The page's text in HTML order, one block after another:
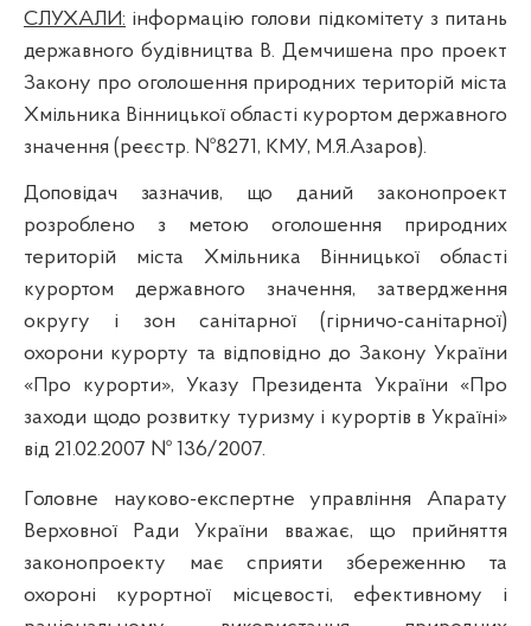
СЛУХАЛИ: інформацію голови підкомітету з питань
державного будівництва В. Демчишена про проект
Закону про оголошення природних територій міста
Хмільника Вінницької області курортом державного
значення (реєстр. №8271, КМУ, М.Я.Азаров).
Доповідач зазначив, що даний законопроект
розроблено з метою оголошення природних
територій міста Хмільника Вінницької області
курортом державного значення, затвердження
округу і зон санітарної (гірничо-санітарної)
охорони курорту та відповідно до Закону України
«Про курорти», Указу Президента України «Про
заходи щодо розвитку туризму і курортів в Україні»
від 21.02.2007 № 136/2007.
Головне науково-експертне управління Апарату
Верховної Ради України вважає, що прийняття
законопроекту має сприяти збереженню та
охороні курортної місцевості, ефективному і